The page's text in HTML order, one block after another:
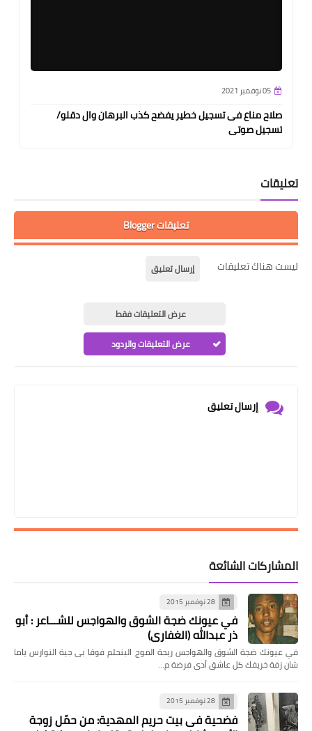
05 نوفمبر 2021
صلاح مناع فى تسجيل خطير يفضح كذب البرهان وال دقلو/
تسجيل صوتى
تعليقات
تعليقات Blogger
ليست هناك تعليقات إرسال تعليق
عرض التعليقات فقط
عرض التعليقات والردود
إرسال تعليق
المشاركات الشائعة
28 نوفمبر 2015
في عيونك ضجة الشوق والهواجس للشـــاعر : أبو
ذر عبدالله (الغفاري)
في عيونك ضجة الشوق والهواجس ريحة الموج البنحلم فوقا بى جية النوارس ياما
شان زفة خريفك كل عاشق أدى فرضة م…
28 نوفمبر 2015
فضحية فى بيت حريم المهدية: من حمّل زوجة